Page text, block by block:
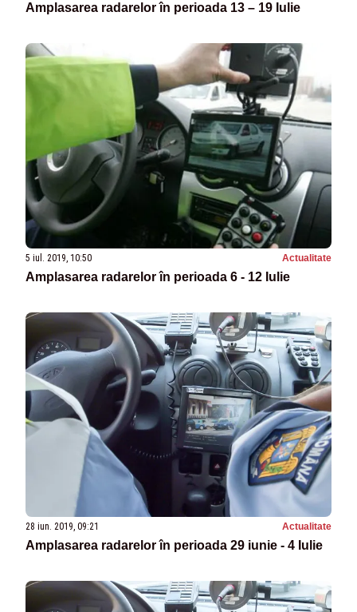
Amplasarea radarelor în perioada 13 – 19 Iulie
5 iul. 2019, 10:50 Actualitate
Amplasarea radarelor în perioada 6 - 12 Iulie
28 iun. 2019, 09:21 Actualitate
Amplasarea radarelor în perioada 29 iunie - 4 Iulie